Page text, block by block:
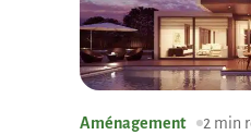
Aménagement 2 min